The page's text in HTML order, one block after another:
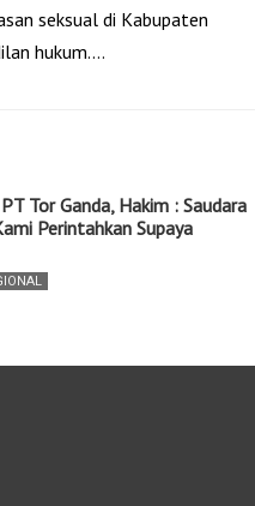
seksual di Kabupaten
hukum.…
Tor Ganda, Hakim : Saudara
Perintahkan Supaya